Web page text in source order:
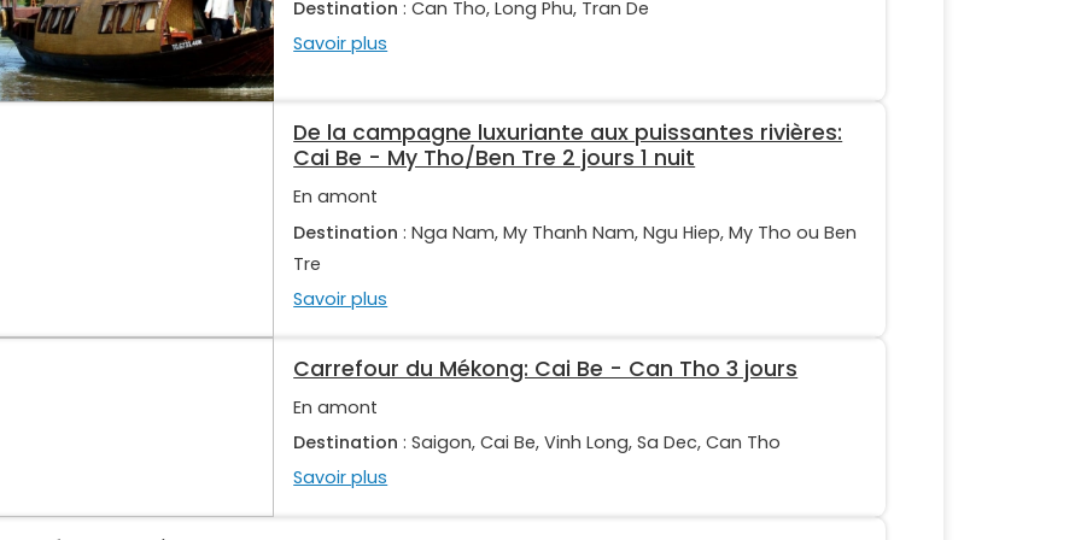
Destination : Can Tho, Long Phu, Tran De
Savoir plus
De la campagne luxuriante aux puissantes rivières:
Cai Be - My Tho/Ben Tre 2 jours 1 nuit
En amont
Destination : Nga Nam, My Thanh Nam, Ngu Hiep, My Tho ou Ben
Tre
Savoir plus
Carrefour du Mékong: Cai Be - Can Tho 3 jours
En amont
Destination : Saigon, Cai Be, Vinh Long, Sa Dec, Can Tho
Savoir plus